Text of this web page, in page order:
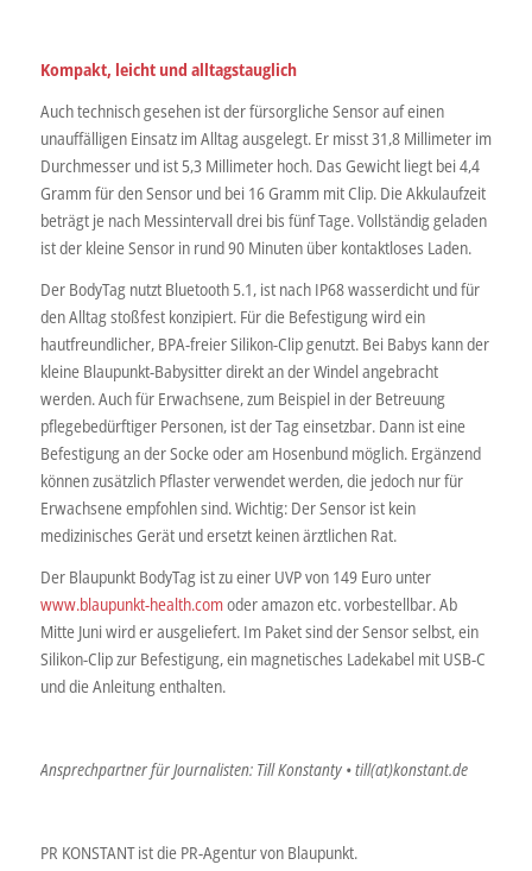
Kompakt, leicht und alltagstauglich
Auch technisch gesehen ist der fürsorgliche Sensor auf einen
unauffälligen Einsatz im Alltag ausgelegt. Er misst 31,8 Millimeter im
Durchmesser und ist 5,3 Millimeter hoch. Das Gewicht liegt bei 4,4
Gramm für den Sensor und bei 16 Gramm mit Clip. Die Akkulaufzeit
beträgt je nach Messintervall drei bis fünf Tage. Vollständig geladen
ist der kleine Sensor in rund 90 Minuten über kontaktloses Laden.
Der BodyTag nutzt Bluetooth 5.1, ist nach IP68 wasserdicht und für
den Alltag stoßfest konzipiert. Für die Befestigung wird ein
hautfreundlicher, BPA-freier Silikon-Clip genutzt. Bei Babys kann der
kleine Blaupunkt-Babysitter direkt an der Windel angebracht
werden. Auch für Erwachsene, zum Beispiel in der Betreuung
pflegebedürftiger Personen, ist der Tag einsetzbar. Dann ist eine
Befestigung an der Socke oder am Hosenbund möglich. Ergänzend
können zusätzlich Pflaster verwendet werden, die jedoch nur für
Erwachsene empfohlen sind. Wichtig: Der Sensor ist kein
medizinisches Gerät und ersetzt keinen ärztlichen Rat.
Der Blaupunkt BodyTag ist zu einer UVP von 149 Euro unter
www.blaupunkt-health.comoder amazon etc. vorbestellbar. Ab
Mitte Juni wird er ausgeliefert. Im Paket sind der Sensor selbst, ein
Silikon-Clip zur Befestigung, ein magnetisches Ladekabel mit USB-C
und die Anleitung enthalten.
Ansprechpartner für Journalisten: Till Konstanty • till(at)konstant.de
PR KONSTANT ist die PR-Agentur von Blaupunkt.